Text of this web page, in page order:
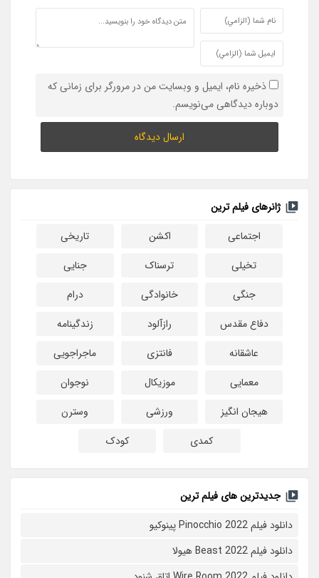
ذخیره نام، ایمیل و وبسایت من در مرورگر برای زمانی که
دوباره دیدگاهی می‌نویسم.
ژانرهای فیلم ترین
اجتماعی
اکشن
تاریخی
تخیلی
ترسناک
جنایی
جنگی
خانوادگی
درام
دفاع مقدس
رازآلود
زندگینامه
عاشقانه
فانتزی
ماجراجویی
معمایی
موزیکال
نوجوان
هیجان انگیز
ورزشی
وسترن
کمدی
کودک
جدیدترین های فیلم ترین
دانلود فیلم Pinocchio 2022 پینوکیو
دانلود فیلم Beast 2022 هیولا